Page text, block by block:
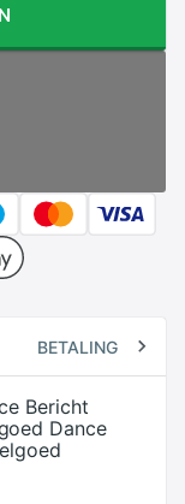
BETALING
Bericht
Dance